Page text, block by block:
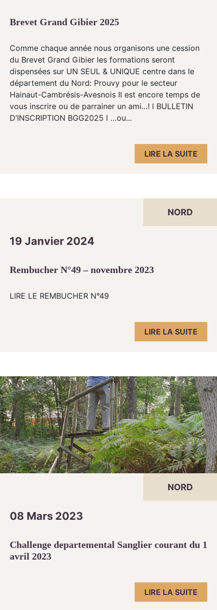
Brevet Grand Gibier 2025
Comme chaque année nous organisons une cession
du Brevet Grand Gibier les formations seront
dispensées sur UN SEUL & UNIQUE centre dans le
département du Nord: Prouvy pour le secteur
Hainaut-Cambrésis-Avesnois Il est encore temps de
vous inscrire ou de parrainer un ami…! l BULLETIN
D’INSCRIPTION BGG2025 l …ou...
LIRE LA SUITE
NORD
19 Janvier 2024
Rembucher N°49 – novembre 2023
LIRE LE REMBUCHER N°49
LIRE LA SUITE
NORD
08 Mars 2023
Challenge departemental Sanglier courant du 1
avril 2023
LIRE LA SUITE